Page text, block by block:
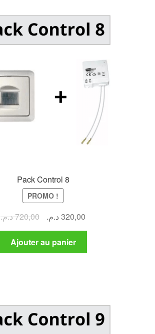
Pack Control 8
PROMO !
720,00د.م.
Le
prix
initial
était :
320,00 د.م.
Le
prix
est :
Ajouter au panier